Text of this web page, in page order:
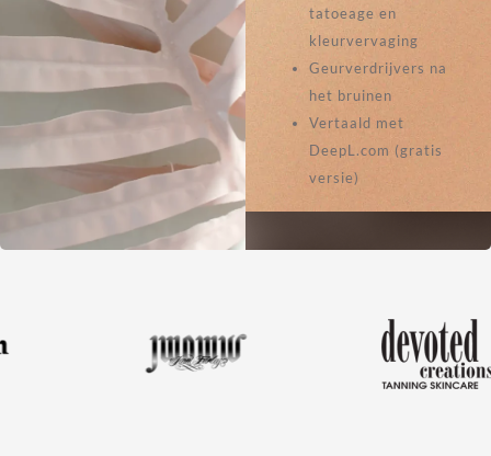
tatoeage en
kleurvervaging
Geurverdrijvers na
het bruinen
Vertaald met
DeepL.com (gratis
versie)